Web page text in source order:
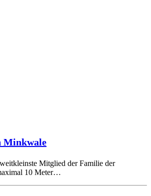
Minkwale
Mitglied der Familie der
10 Meter…